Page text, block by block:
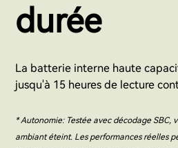
durée
La batterie interne haute
jusqu'à 15 heures de lecture
* Autonomie: Testée avec décodage SBC,
ambiant éteint. Les performances réelles